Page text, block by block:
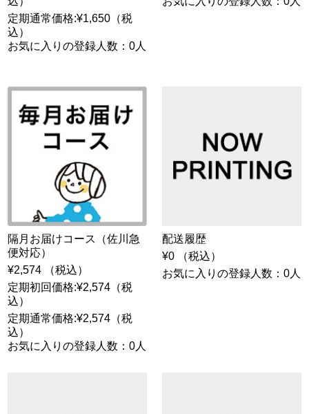
定期通常価格:¥1,650（税
込）
お気に入りの登録人数：0人
隔月お届けコース（佐川急
便対応）
¥2,574 （税込）
定期初回価格:¥2,574（税
込）
定期通常価格:¥2,574（税
込）
お気に入りの登録人数：0人
配送履歴
¥0 （税込）
お気に入りの登録人数：0人